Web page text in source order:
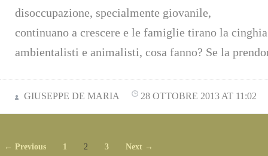
disoccupazione, specialmente giovanile,
continuano a crescere e le famiglie tirano la
ambientalisti e animalisti, cosa fanno? Se la
GIUSEPPE DE MARIA 28 OTTOBRE 2013 AT 11:02
← Previous 1 2 3 Next →